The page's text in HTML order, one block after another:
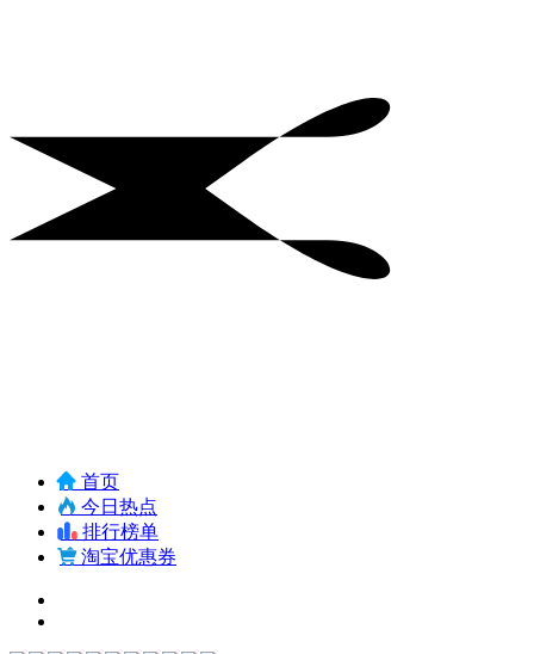
首页
今日热点
排行榜单
淘宝优惠券